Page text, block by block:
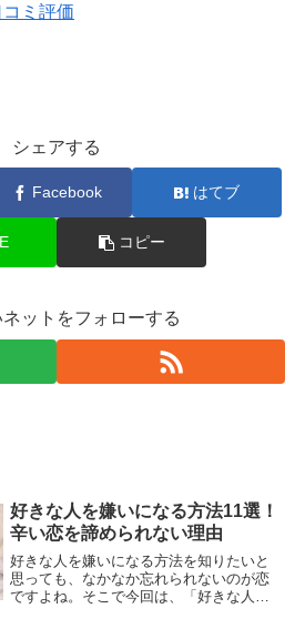
ミ評価
シェアする
Facebook はてブ
コピー
ットをフォローする
好きな人を嫌いになる方法11選！
辛い恋を諦められない理由
好きな人を嫌いになる方法を知りたいと
思っても、なかなか忘れられないのが恋
ですよね。そこで今回は、「好きな人を